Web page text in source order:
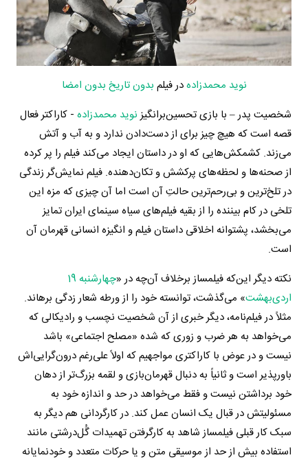
نوید محمدزادهدر فیلم بدون تاریخ بدون امضا
شخصیت پدر – با بازی تحسین‌برانگیزنوید محمدزاده - کاراکتر فعال
قصه است که هیچ چیز برای از دست‌دادن ندارد و به آب و آتش
می‌زند. کشمکش‌هایی که او در داستان ایجاد می‌کند فیلم را پر کرده
از صحنه‌ها و لحظه‌های پرکشش و تکان‌دهنده. فیلم نمایش‌گر زندگی
در تلخ‌ترین و بی‌رحم‌ترین حالتِ آن است اما آن چیزی که مزه این
تلخی در کام بیننده را از بقیه فیلم‌های سیاه سینمای ایران تمایز
می‌بخشد، پشتوانه اخلاقی داستان فیلم و انگیزه انسانی قهرمان آن
است.
نکته دیگر این‌که فیلمساز برخلاف آن‌چه در «
چهارشنبه 19
اردی‌بهشت» می‌گذشت، توانسته خود را از ورطه شعار زدگی برهاند.
مثلاً در فیلم‌نامه، دیگر خبری از آن شخصیت نچسب و رادیکالی که
می‌خواهد به هر ضرب و زوری که شده «مصلح اجتماعی» باشد
نیست و در عوض با کاراکتری مواجهیم که اولاً علی‌رغم درون‌گرایی‌اش
باورپذیر است و ثانیاً به دنبال قهرمان‌بازی و لقمه بزرگ‌تر از دهان
خود برداشتن نیست و فقط می‌خواهد در حد و اندازه خود به
مسئولیتش در قبال یک انسان عمل کند. در کارگردانی هم دیگر به
سبک کار قبلی فیلمساز شاهد به کارگرفتن تهمیدات گُل‌درشتی مانند
استفاده بیش از حد از موسیقی متن و یا حرکات متعدد و خودنمایانه